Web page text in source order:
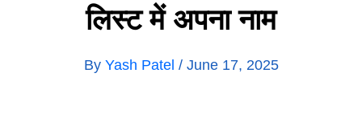
लिस्ट में अपना नाम
By Yash Patel / June 17, 2025